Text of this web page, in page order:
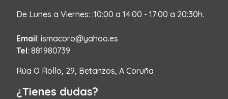
De Lunes a Viernes: :10:00 a 14:00 - 17:00 a 20:30h.
Email: ismacoro@yahoo.es
Tel: 881980739
Rúa O Rollo, 29, Betanzos, A Coruña
¿Tienes dudas?